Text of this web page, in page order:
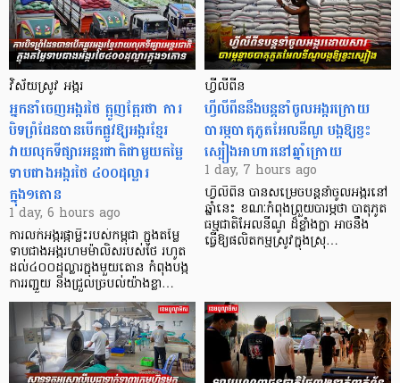
វិស័យស្រូវ អង្ករ
អ្នកនាំចេញអង្ករថៃ ត្អូញត្អែរថា ការ
បិទព្រំដែនបានបើកផ្លូវឱ្យអង្ករខ្មែរ
វាយលុកទីផ្សារអន្តរជាតិជាមួយតម្លៃ
ទាបជាងអង្ករថៃ ៤០០ដុល្លារ
ក្នុង១តោន
1 day, 6 hours ago
ការលក់អង្ករផ្កាម្លិះរបស់កម្ពុជា ក្នុងតម្លៃ
ទាបជាងអង្ករហមម៉ាលិសរបស់ថៃ រហូត
ដល់៤០០ដុល្លារក្នុងមួយតោន កំពុងបង្ក
ការរញ្ជួយ និងជ្រួលច្របល់យ៉ាងខ្លា…
ហ្វីលីពីន
ហ្វីលីពីននឹងបន្តនាំចូលអង្ករក្រោយ
បារម្ភបាតុភូតអែលនីណូ បង្កឱ្យខ្វះ
ស្បៀងអាហារនៅឆ្នាំក្រោយ
1 day, 7 hours ago
ហ្វីលីពីន បាន​សម្រេចបន្តនាំចូលអង្ករនៅ
ឆ្នាំនេះ ខណៈកំពុងព្រួយបារម្ភថា បាតុភូត
ធម្មជាតិអែលនីណូ ដ៏ខ្លាំងក្លា​ អាចនឹង
ធ្វើឱ្យផលិតកម្មស្រូវក្នុងស្រុ…